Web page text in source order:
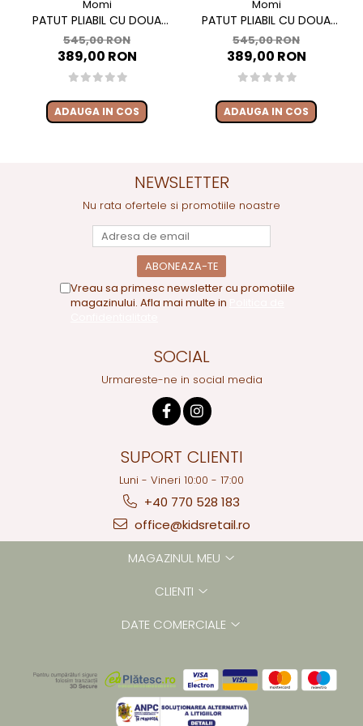
Momi
PATUT PLIABIL CU DOUA
NIVELE SI MASUTA DE
INFASAT, 60X120 CM, MOMI,
BELOVE PLUS - GREEN
545,00 RON
389,00 RON
ADAUGA IN COS
Momi
PATUT PLIABIL CU DOUA
NIVELE SI MASUTA DE
INFASAT, 60X120 CM, MOMI,
BELOVE PLUS -BEIGE
545,00 RON
389,00 RON
ADAUGA IN COS
NEWSLETTER
Nu rata ofertele si promotiile noastre
Vreau sa primesc newsletter cu promotiile
magazinului. Afla mai multe in
SOCIAL
Urmareste-ne in social media
SUPORT CLIENTI
Luni - Vineri 10:00 - 17:00
+40 770 528 183
office@kidsretail.ro
MAGAZINUL MEU
CLIENTI
DATE COMERCIALE